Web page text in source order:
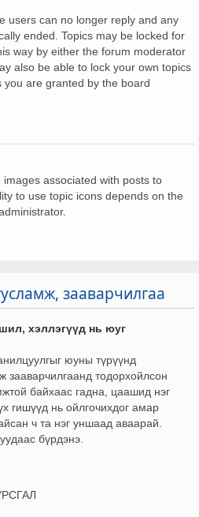
users can no longer reply and any
ended. Topics may be locked for
way by either the forum moderator
also be able to lock your own topics
are granted by the board
associated with posts to
to use topic icons depends on the
зааварчилгаа
хэллэгүүд нь юуг
юуны түрүүнд
зааварчилгаанд тодорхойлсон
байхаас гадна, цаашид нэг
гишүүд нь ойлгочихдог амар
ч та нэг уншаад аваарай.
бүрдэнэ.